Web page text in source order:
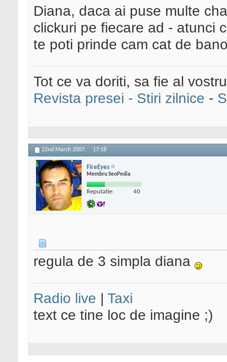
Diana, daca ai puse multe
clickuri pe fiecare ad - atunci
te poti prinde cam cat de
Tot ce va doriti, sa fie al
Revista presei - Stiri zilnice -
22nd March 2007, 17:18
FireEyes
Membru SeoPedia
Reputatie: 40
regula de 3 simpla diana
Radio live | Taxi
text ce tine loc de imagine ;)